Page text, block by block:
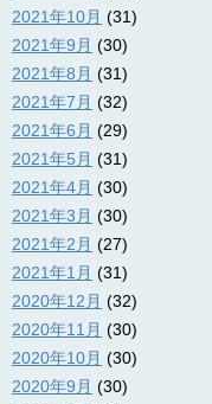
2021年10月 (31)
2021年9月 (30)
2021年8月 (31)
2021年7月 (32)
2021年6月 (29)
2021年5月 (31)
2021年4月 (30)
2021年3月 (30)
2021年2月 (27)
2021年1月 (31)
2020年12月 (32)
2020年11月 (30)
2020年10月 (30)
2020年9月 (30)